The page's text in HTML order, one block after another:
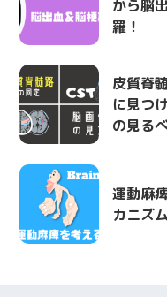
から脳
羅！
皮質脊
に見つ
の見る
運動麻
カニズ